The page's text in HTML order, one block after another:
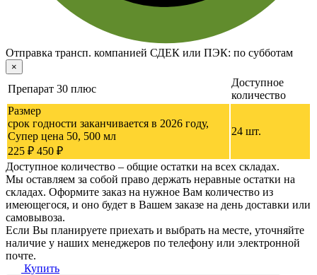
Отправка трансп. компанией СДЕК или ПЭК: по субботам
×
Препарат 30 плюс
Доступное
количество
Размер
срок годности заканчивается в 2026 году,
Супер цена 50, 500 мл
225 ₽ 450 ₽
24 шт.
Доступное количество – общие остатки на всех складах.
Мы оставляем за собой право держать неравные остатки на
складах. Оформите заказ на нужное Вам количество из
имеющегося, и оно будет в Вашем заказе на день доставки или
самовывоза.
Если Вы планируете приехать и выбрать на месте, уточняйте
наличие у наших менеджеров по телефону или электронной
почте.
Купить